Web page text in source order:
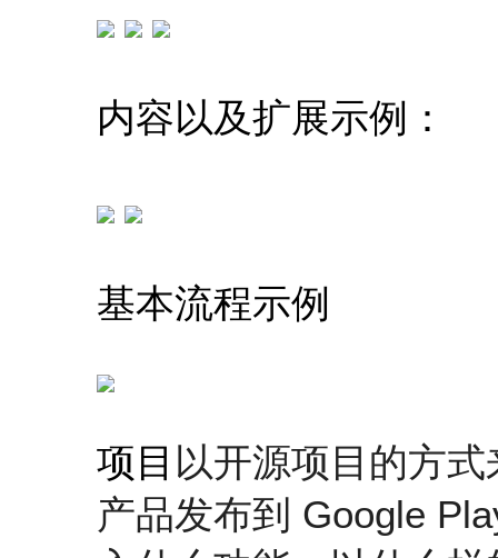
内容以及扩展示例：
基本流程示例
项目 以开源项目的方
产品发布到 Google